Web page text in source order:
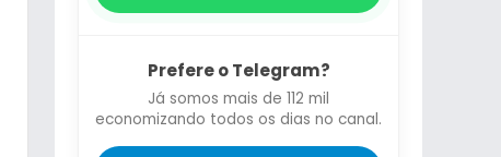
Prefere o Telegram?
Já somos mais de 112 mil
economizando todos os dias no canal.